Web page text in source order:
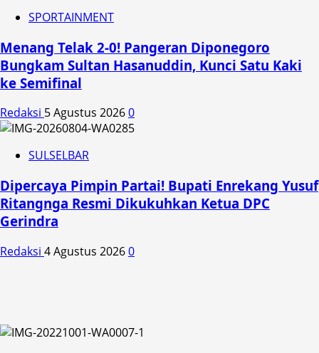
SPORTAINMENT
Menang Telak 2-0! Pangeran Diponegoro
Bungkam Sultan Hasanuddin, Kunci Satu Kaki
ke Semifinal
Redaksi 5 Agustus 20260
SULSELBAR
Dipercaya Pimpin Partai! Bupati Enrekang Yusuf
Ritangnga Resmi Dikukuhkan Ketua DPC
Gerindra
Redaksi 4 Agustus 20260